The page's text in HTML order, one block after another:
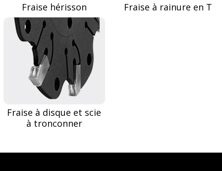
Fraise hérisson Fraise à rainure en T
Fraise à disque et scie
à tronconner